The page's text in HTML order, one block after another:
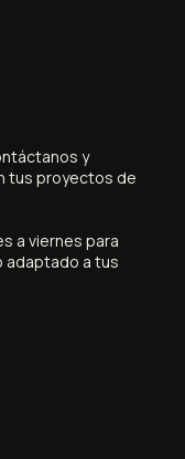
y
tus proyectos de
a viernes para
adaptado a tus